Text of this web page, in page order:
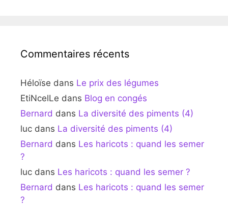
Commentaires récents
Héloïse dans Le prix des légumes
EtiNcelLe dans Blog en congés
Bernard dans La diversité des piments (4)
luc dans La diversité des piments (4)
Bernard dans Les haricots : quand les semer
?
luc dans Les haricots : quand les semer ?
Bernard dans Les haricots : quand les semer
?